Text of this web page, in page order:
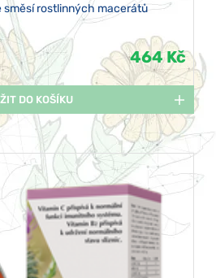
směsí rostlinných macerátů
464 Kč
DO KOŠÍKU